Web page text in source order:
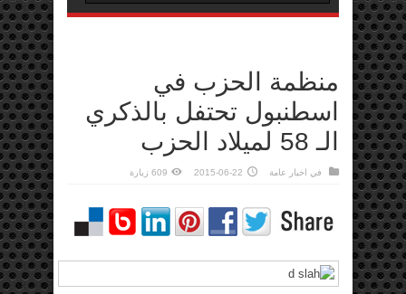
منظمة الحزب في
اسطنبول تحتفل بالذكري
الـ 58 لميلاد الحزب
في اخبار عامة 2015-06-22 609 زيارة